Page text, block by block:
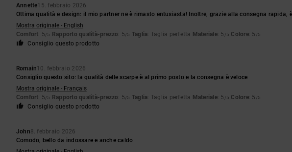
Annette15. febbraio 2026
Ottima qualità e design: il mio partner ne è rimasto entusiasta! Inoltre, grazie alla consegna rapida,
Mostra originale - English
Comfort: 5/5 Rapporto qualità-prezzo: 5/5 Taglia: Taglia perfetta Materiale: 5 /5 Colore: 5 /5
Consiglio questo prodotto
Romain10. febbraio 2026
Consiglio questo sito: la qualità delle scarpe è al primo posto e la consegna è veloce
Mostra originale - Français
Comfort: 5/5 Rapporto qualità-prezzo: 5/5 Taglia: Taglia perfetta Materiale: 5 /5 Colore: 5 /5
Consiglio questo prodotto
John8. febbraio 2026
Comodo, bello da indossare e anche caldo